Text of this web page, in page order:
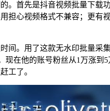
。首先是抖音视频批量下
担心视频格式不兼容；更
间。用了这款无水印批量
在他的账号粉丝从1万涨
工了。